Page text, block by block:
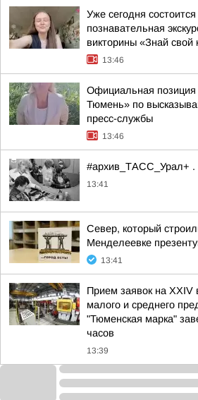
Уже сегодня
познавательная
викторины «Знай свой
13:46
Официальная позиция
Тюмень» по
пресс-службы
13:46
#архив_ТАСС_Урал+ .
13:41
Север, который
Менделеевке
13:41
Прием заявок на XXIV
малого и среднего
"Тюменская марка"
часов
13:39